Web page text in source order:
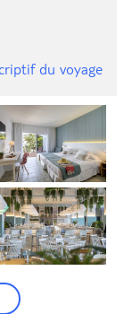
du voyage